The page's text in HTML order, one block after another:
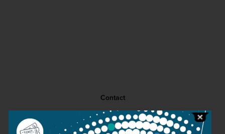
Contact
Public information
Press room